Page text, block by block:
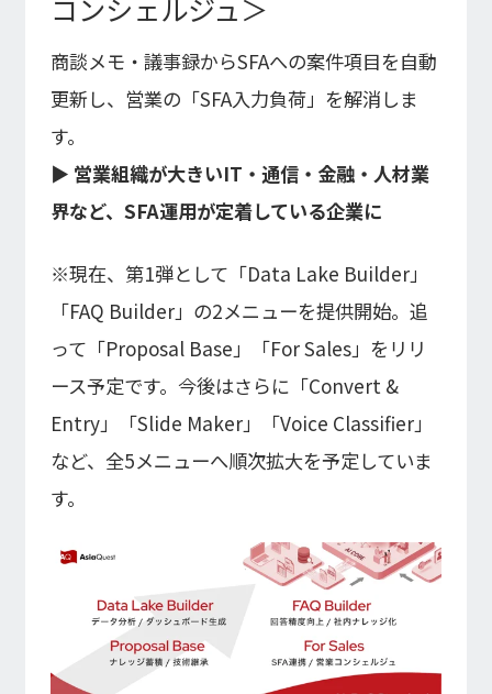
コンシェルジュ＞
商談メモ・議事録からSFAへの案件項目を自動
更新し、営業の「SFA入力負荷」を解消しま
す。
▶ 営業組織が大きいIT・通信・金融・人材業
界など、SFA運用が定着している企業に
※現在、第1弾として「Data Lake Builder」
「FAQ Builder」の2メニューを提供開始。追
って「Proposal Base」「For Sales」をリリ
ース予定です。今後はさらに「Convert &
Entry」「Slide Maker」「Voice Classifier」
など、全5メニューへ順次拡大を予定していま
す。